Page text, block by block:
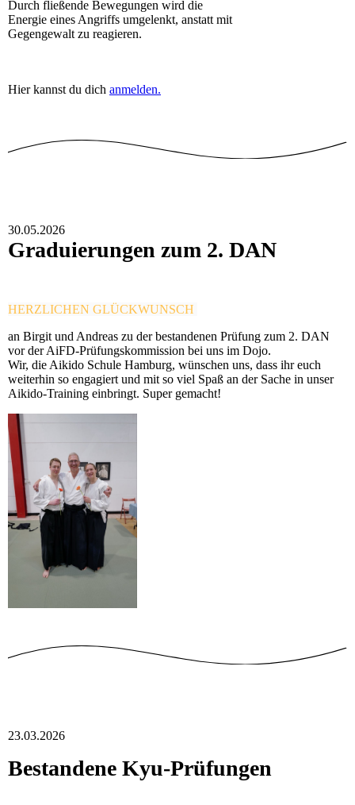
Durch fließende Bewegungen wird die
Energie eines Angriffs umgelenkt, anstatt mit
Gegengewalt zu reagieren.
Hier kannst du dich anmelden.
30.05.2026
Graduierungen zum 2. DAN
HERZLICHEN GLÜCKWUNSCH
an Birgit und Andreas zu der bestandenen Prüfung zum 2. DAN
vor der AiFD-Prüfungskommission bei uns im Dojo.
Wir, die Aikido Schule Hamburg, wünschen uns, dass ihr euch
weiterhin so engagiert und mit so viel Spaß an der Sache in unser
Aikido-Training einbringt. Super gemacht!
23.03.2026
Bestandene Kyu-Prüfungen